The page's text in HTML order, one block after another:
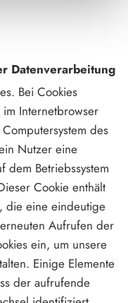
Datenverarbeitung
Bei Cookies
Internetbrowser
des
Nutzer eine
dem Betriebssystem
Cookie enthält
die eine eindeutige
Aufrufen der
ein, um unsere
Einige Elemente
der aufrufende